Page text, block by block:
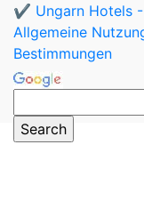
✔️ Ungarn Hotels -
Allgemeine
Bestimmungen